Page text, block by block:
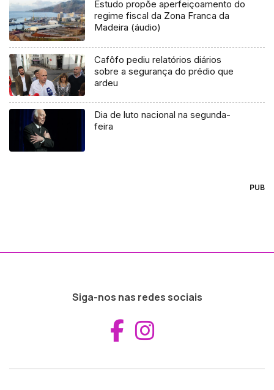
Estudo propõe aperfeiçoamento do
regime fiscal da Zona Franca da
Madeira (áudio)
Cafôfo pediu relatórios diários
sobre a segurança do prédio que
ardeu
Dia de luto nacional na segunda-
feira
PUB
Siga-nos nas redes sociais
Aceder ao